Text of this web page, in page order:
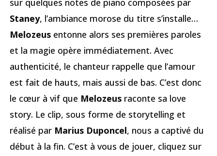
sur quelques notes de piano composées par
Staney, l’ambiance morose du titre s’installe…
Melozeus entonne alors ses premières paroles
et la magie opère immédiatement. Avec
authenticité, le chanteur rappelle que l’amour
est fait de hauts, mais aussi de bas. C’est donc
le cœur à vif que Melozeus raconte sa love
story. Le clip, sous forme de storytelling et
réalisé par Marius Duponcel, nous a captivé du
début à la fin. C’est à vous de jouer, cliquez sur